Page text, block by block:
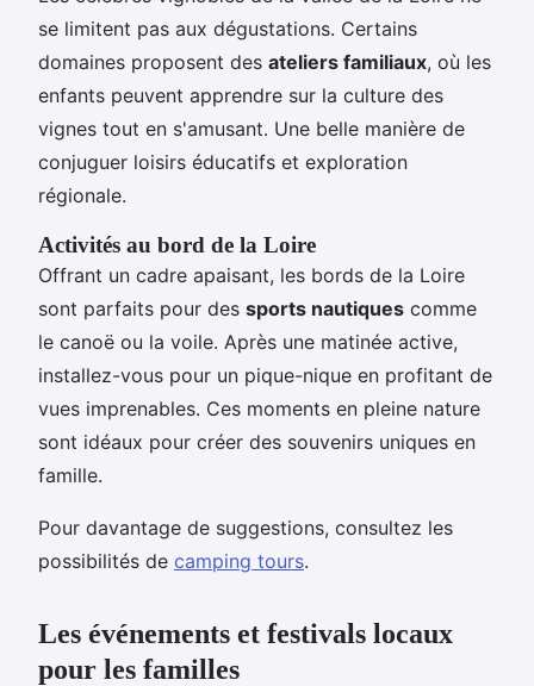
se limitent pas aux dégustations. Certains
domaines proposent des ateliers familiaux, où les
enfants peuvent apprendre sur la culture des
vignes tout en s'amusant. Une belle manière de
conjuguer loisirs éducatifs et exploration
régionale.
Activités au bord de la Loire
Offrant un cadre apaisant, les bords de la Loire
sont parfaits pour des sports nautiques comme
le canoë ou la voile. Après une matinée active,
installez-vous pour un pique-nique en profitant de
vues imprenables. Ces moments en pleine nature
sont idéaux pour créer des souvenirs uniques en
famille.
Pour davantage de suggestions, consultez les
possibilités de camping tours.
Les événements et festivals locaux
pour les familles